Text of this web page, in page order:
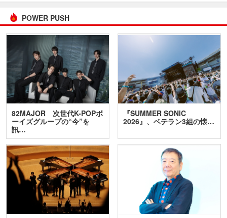
POWER PUSH
82MAJOR 次世代K-POPボ
ーイズグループの“今”を
訊…
『SUMMER SONIC
2026』、ベテラン3組の懐…